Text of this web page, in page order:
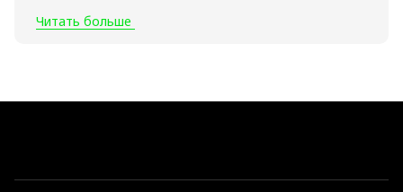
Читать больше